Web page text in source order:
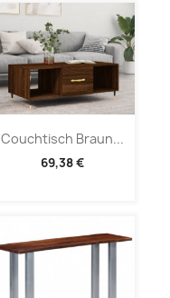
Couchtisch Braun...
69,38 €